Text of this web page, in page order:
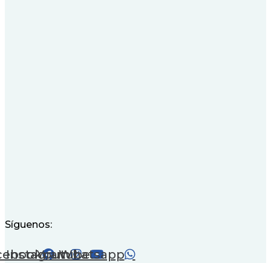
Síguenos:
Instagram
Youtube
Whatsapp